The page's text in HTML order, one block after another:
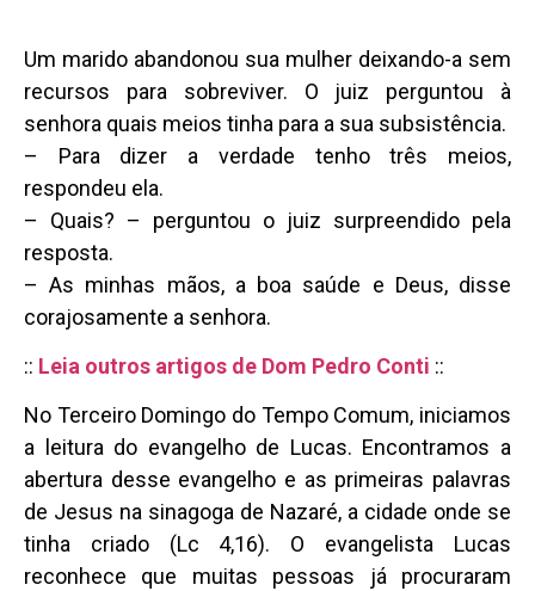
Um marido abandonou sua mulher deixando-a sem
recursos para sobreviver. O juiz perguntou à
senhora quais meios tinha para a sua subsistência.
– Para dizer a verdade tenho três meios,
respondeu ela.
– Quais? – perguntou o juiz surpreendido pela
resposta.
– As minhas mãos, a boa saúde e Deus, disse
corajosamente a senhora.
:: Leia outros artigos de Dom Pedro Conti ::
No Terceiro Domingo do Tempo Comum, iniciamos
a leitura do evangelho de Lucas. Encontramos a
abertura desse evangelho e as primeiras palavras
de Jesus na sinagoga de Nazaré, a cidade onde se
tinha criado (Lc 4,16). O evangelista Lucas
reconhece que muitas pessoas já procuraram